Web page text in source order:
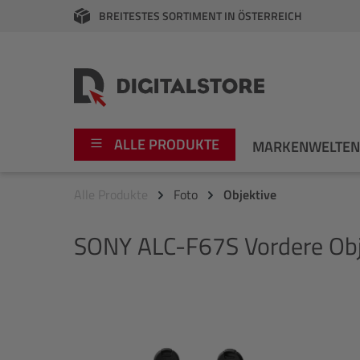
Zur Hauptnavigation springen
BREITESTES SORTIMENT IN ÖSTERREICH
ALLE PRODUKTE MARKENWELTEN
Video
Fujifilm
Alle Produkte Foto Objektive
SONYALC-F67S Vordere